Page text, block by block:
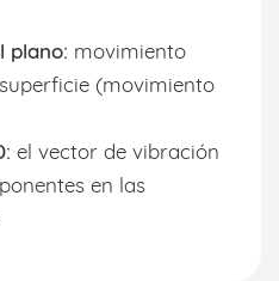
plano: movimiento
(movimiento
el vector de vibración
en las